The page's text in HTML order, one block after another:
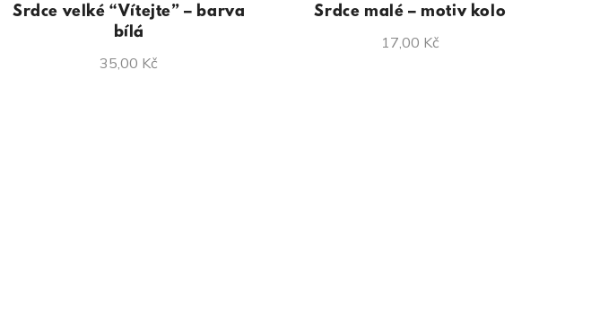
Srdce velké “Vítejte” – barva
bílá
35,00 Kč
Srdce malé – motiv kolo
17,00 Kč